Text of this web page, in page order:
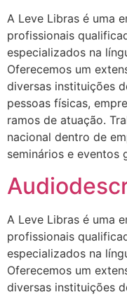
A Leve Libras é uma
profissionais
especializados na
Oferecemos um
diversas instituições
pessoas físicas,
ramos de atuação.
nacional dentro de
seminários e eventos
A Leve Libras é uma
profissionais
especializados na
Oferecemos um
diversas instituições